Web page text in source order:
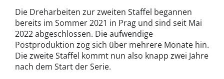
Die Dreharbeiten zur zweiten Staffel begannen
bereits im Sommer 2021 in Prag und sind seit Mai
2022 abgeschlossen. Die aufwendige
Postproduktion zog sich über mehrere Monate hin.
Die zweite Staffel kommt nun also knapp zwei Jahre
nach dem Start der Serie.